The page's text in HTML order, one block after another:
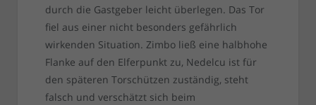
durch die Gastgeber leicht überlegen. Das Tor
fiel aus einer nicht besonders gefährlich
wirkenden Situation. Zimbo ließ eine halbhohe
Flanke auf den Elferpunkt zu, Nedelcu ist für
den späteren Torschützen zuständig, steht
falsch und verschätzt sich beim